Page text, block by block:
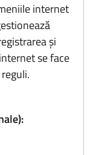
internet
și
se face